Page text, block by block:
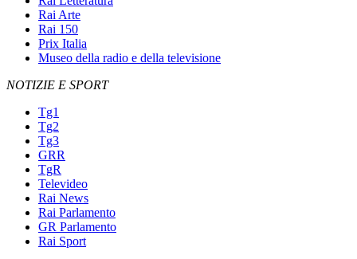
Rai Arte
Rai 150
Prix Italia
Museo della radio e della televisione
NOTIZIE E SPORT
Tg1
Tg2
Tg3
GRR
TgR
Televideo
Rai News
Rai Parlamento
GR Parlamento
Rai Sport